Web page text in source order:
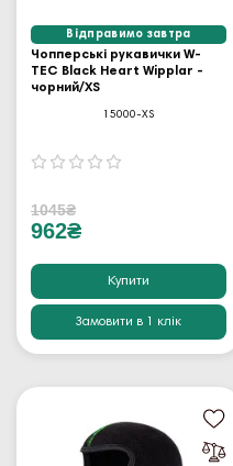
Відправимо завтра
Чопперські рукавички W-
TEC Black Heart Wipplar -
чорний/XS
15000-XS
1045₴
962₴
Купити
Замовити в 1 клік